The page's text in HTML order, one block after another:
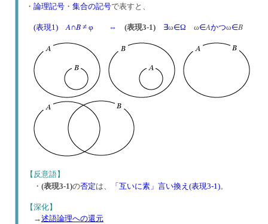
・ 論理記号 ・ 集合の記号で表すと、
(表現1)A∩B ≠ φ ⇔ (表現3-1) ∃ω∈Ω ω∈Aかつω∈B
【反意語】
・ (表現3-1)の否定は、 「互いに素」言い換え(表現3-1)。
【深化】
→述語論理への還元